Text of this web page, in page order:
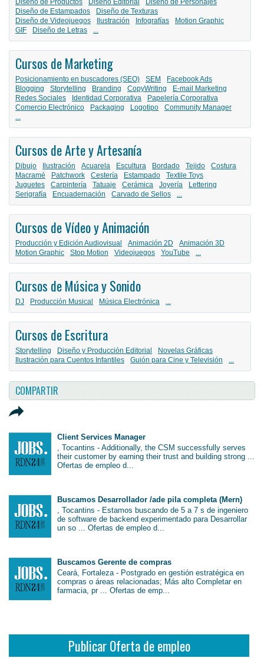
Diseño de Productos Diseño Editorial
Diseño de Personajes
Diseño de Estampados
Diseño de Texturas
Diseño de Videojuegos
Ilustración Infografías
Motion Graphic
GIF
Diseño de Letras ...
Cursos de Marketing
Posicionamiento en buscadores (SEO) SEM
Facebook Ads
Blogging
Storytelling Branding CopyWriting
E-mail Marketing
Redes Sociales
Identidad Corporativa
Papelería Corporativa
Comercio Electrónico
Packaging Logotipo
Community Manager
...
Cursos de Arte y Artesanía
Dibujo Ilustración Acuarela Escultura Bordado Tejido
Costura
Macramé
Patchwork Cestería Estampado
Textile Toys
Juguetes
Carpintería Tatuaje Cerámica Joyería
Lettering
Serigrafía
Encuadernación Carvado de Sellos ...
Cursos de Vídeo y Animación
Producción y Edición Audiovisual Animación 2D
Animación 3D
Motion Graphic
Stop Motion Videojuegos YouTube ...
Cursos de Música y Sonido
DJ Producción Musical Música Electrónica ...
Cursos de Escritura
Storytelling Diseño y Producción Editorial
Novelas Gráficas
Ilustración para Cuentos Infantiles
Guión para Cine y Televisión ...
COMPARTIR
Client Services Manager
, Tocantins - Additionally, the CSM successfully serves
their customer by earning their trust and building strong ...
Ofertas de empleo d...
Buscamos Desarrollador /ade pila completa (Mern)
, Tocantins - Estamos buscando de 5 a 7 s de ingeniero
de software de backend experimentado para Desarrollar
un so ... Ofertas de empleo d...
Buscamos Gerente de compras
Ceará, Fortaleza - Postgrado en gestión estratégica en
compras o áreas relacionadas; Más alto Completar en
farmacia, pr ... Ofertas de emp...
Publicar Oferta de empleo